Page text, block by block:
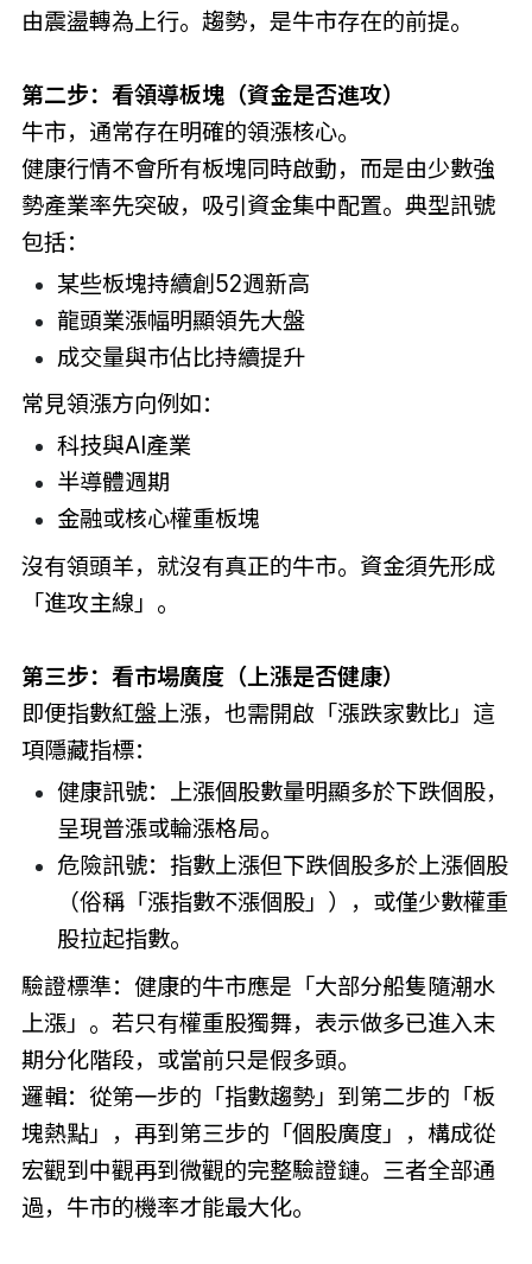
由震盪轉為上行。趨勢，是牛市存在的前提。
第二步：看領導板塊（資金是否進攻）
牛市，通常存在明確的領漲核心。
健康行情不會所有板塊同時啟動，而是由少數強
勢產業率先突破，吸引資金集中配置。典型訊號
包括：
某些板塊持續創52週新高
龍頭業漲幅明顯領先大盤
成交量與市佔比持續提升
常見領漲方向例如：
科技與AI產業
半導體週期
金融或核心權重板塊
沒有領頭羊，就沒有真正的牛市。資金須先形成
「進攻主線」。
第三步：看市場廣度（上漲是否健康）
即便指數紅盤上漲，也需開啟「漲跌家數比」這
項隱藏指標：
健康訊號：上漲個股數量明顯多於下跌個股，
呈現普漲或輪漲格局。
危險訊號：指數上漲但下跌個股多於上漲個股
（俗稱「漲指數不漲個股」），或僅少數權重
股拉起指數。
驗證標準：健康的牛市應是「大部分船隻隨潮水
上漲」。若只有權重股獨舞，表示做多已進入末
期分化階段，或當前只是假多頭。
邏輯：從第一步的「指數趨勢」到第二步的「板
塊熱點」，再到第三步的「個股廣度」，構成從
宏觀到中觀再到微觀的完整驗證鏈。三者全部通
過，牛市的機率才能最大化。